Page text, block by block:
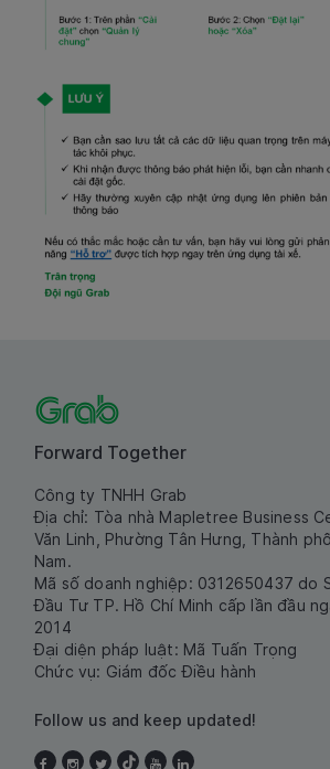
Forward Together
Công ty TNHH Grab
Địa chỉ: Tòa nhà Mapletree Business
Văn Linh, Phường Tân Hưng, Thành
Nam.
Mã số doanh nghiệp: 0312650437 do
Đầu Tư TP. Hồ Chí Minh cấp lần đầu
2014
Đại diện pháp luật: Mã Tuấn Trọng
Chức vụ: Giám đốc Điều hành
Follow us and keep updated!